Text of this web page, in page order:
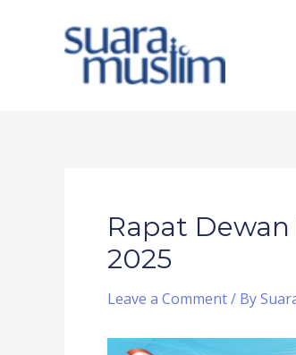
Rapat
2025
Leave a Comment/ By